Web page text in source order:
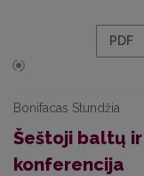
PDF
Bonifacas Stundžia
Šeštoji baltų
konferencija